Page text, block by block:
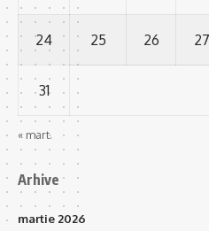
24 25 26 27
31
« mart.
Arhive
martie 2026